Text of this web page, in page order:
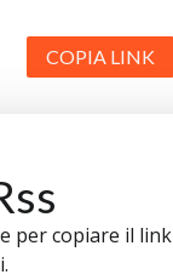
COPIA LINK
per copiare il link